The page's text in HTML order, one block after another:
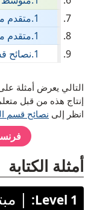
تشيكي
الإنجليزية
الفلبينية (تاغالوغ)
فرنسي
ألماني
الكريول الهايتي
هندي
همونغ
إيلوكانو
متقدم
متقدم
نصائح
[ snippet shortcode: Writing Examples Text ]
التالي يعرض أمثلة
إنتاج هذه من قبل
انظر إلىنصائح قسم
أمثلة الكتابة
Level 1:
|